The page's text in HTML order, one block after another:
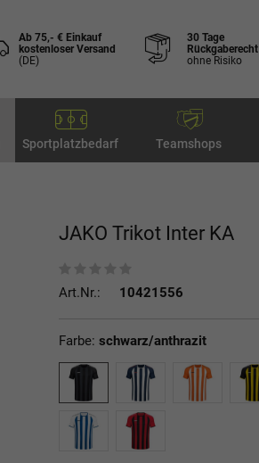
Ab 75,- € Einkauf
kostenloser Versand
(DE)
30 Tage
Rückgaberecht
ohne Risiko
Sportplatzbedarf Teamshops
JAKO Trikot Inter KA
Art.Nr.: 10421556
Farbe: schwarz/anthrazit